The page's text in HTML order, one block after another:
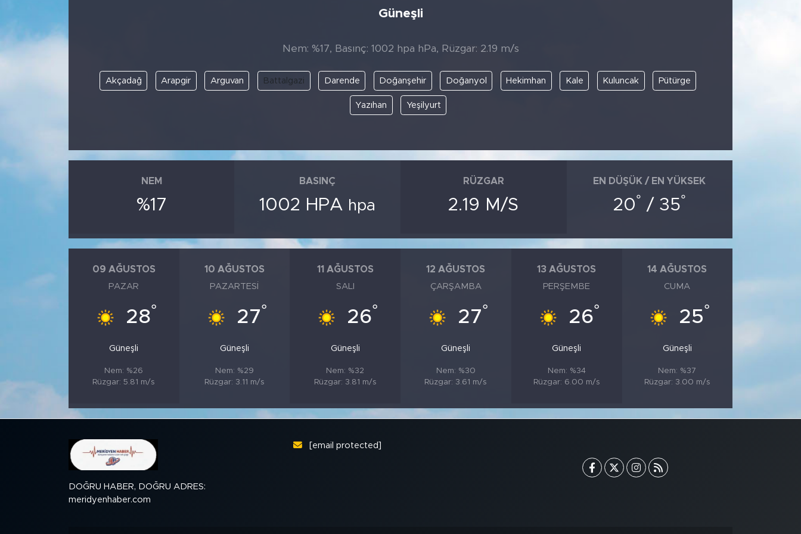
Güneşli
Nem: %17, Basınç: 1002 hpa hPa, Rüzgar: 2.19 m/s
Akçadağ Arapgir Arguvan Battalgazi Darende Doğanşehir Doğanyol Hekimhan Kale Kuluncak Pütürge
Yazıhan Yeşilyurt
NEM
%17
BASINÇ
1002 HPA hpa
RÜZGAR
2.19 M/S
EN DÜŞÜK / EN YÜKSEK
20° / 35°
09 AĞUSTOS
PAZAR
28°
Güneşli
Nem: %26
Rüzgar: 5.81 m/s
10 AĞUSTOS
PAZARTESI
27°
Güneşli
Nem: %29
Rüzgar: 3.11 m/s
11 AĞUSTOS
SALI
26°
Güneşli
Nem: %32
Rüzgar: 3.81 m/s
12 AĞUSTOS
ÇARŞAMBA
27°
Güneşli
Nem: %30
Rüzgar: 3.61 m/s
13 AĞUSTOS
PERŞEMBE
26°
Güneşli
Nem: %34
Rüzgar: 6.00 m/s
14 AĞUSTOS
CUMA
25°
Güneşli
Nem: %37
Rüzgar: 3.00 m/s
DOĞRU HABER, DOĞRU ADRES:
meridyenhaber.com
[email protected]
KÜLTÜR SANAT
TARİHTEN GÜNÜMÜZE
TARİH